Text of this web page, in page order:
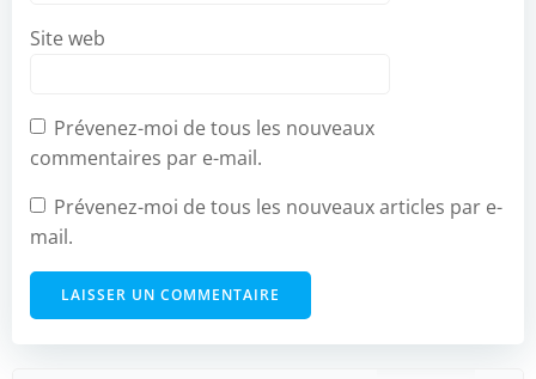
Site web
Prévenez-moi de tous les nouveaux
commentaires par e-mail.
Prévenez-moi de tous les nouveaux articles par e-
mail.